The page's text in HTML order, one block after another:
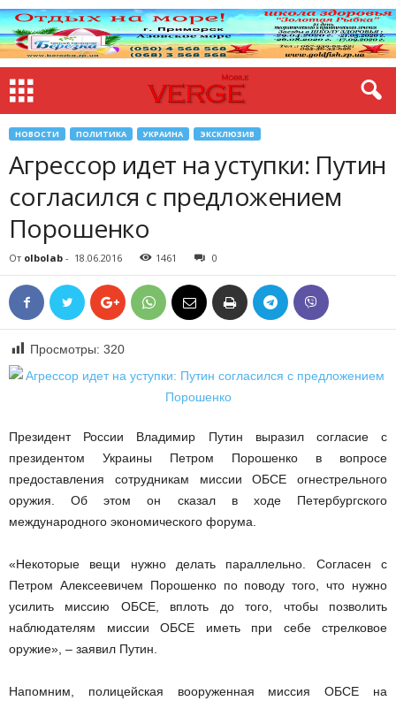
НОВОСТИ ПОЛИТИКА УКРАИНА ЭКСКЛЮЗИВ
Агрессор идет на уступки: Путин
согласился с предложением
Порошенко
От olbolab - 18.06.2016 1461 0
Просмотры: 320
Президент России Владимир Путин выразил согласие с
президентом Украины Петром Порошенко в вопросе
предоставления сотрудникам миссии ОБСЕ огнестрельного
оружия. Об этом он сказал в ходе Петербургского
международного экономического форума.
«Некоторые вещи нужно делать параллельно. Согласен с
Петром Алексеевичем Порошенко по поводу того, что нужно
усилить миссию ОБСЕ, вплоть до того, чтобы позволить
наблюдателям миссии ОБСЕ иметь при себе стрелковое
оружие», – заявил Путин.
Напомним, полицейская вооруженная миссия ОБСЕ на